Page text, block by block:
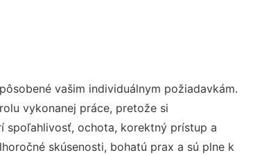
vašim individuálnym požiadavkám.
vykonanej práce, pretože si
spoľahlivosť, ochota, korektný prístup a
skúsenosti, bohatú prax a sú plne k